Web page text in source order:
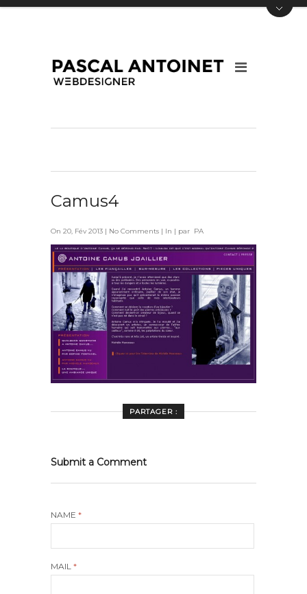
Camus4
On 20, Fév 2013 | No Comments | In | par PA
PARTAGER :
Submit a Comment
NAME *
MAIL *